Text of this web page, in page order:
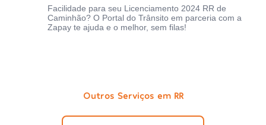
Facilidade para seu Licenciamento 2024 RR de
Caminhão? O Portal do Trânsito em parceria com a
Zapay te ajuda e o melhor, sem filas!
Outros Serviços em RR